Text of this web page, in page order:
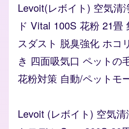
Levoit(レボイト) 空気清
ド Vital 100S 花粉 21畳
スダスト 脱臭強化 ホコ
き 四面吸気口 ペットの
花粉対策 自動/ペットモ
Levoit (レボイト) 空気